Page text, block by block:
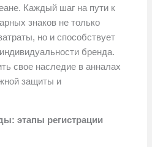
Каждый шаг на пути к
знаков не только
но и способствует
бренда.
свое наследие в анналах
защиты и
этапы регистрации